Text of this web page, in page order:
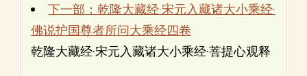
下一部：乾隆大藏经·宋元入藏诸大小乘经·
佛说护国尊者所问大乘经四卷
乾隆大藏经·宋元入藏诸大小乘经·菩提心观释